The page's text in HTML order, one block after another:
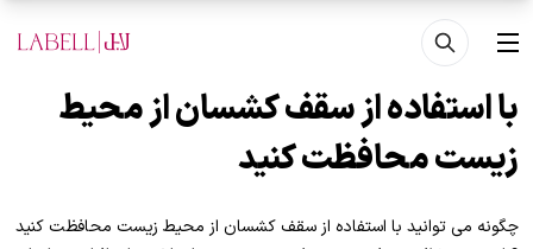
رفتن به محتوای اصلی
منو
با استفاده از سقف کشسان از محیط
زیست محافظت کنید
چگونه می توانید با استفاده از سقف کشسان از محیط زیست محافظت کنید